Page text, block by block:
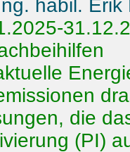
habil. Erik
die
(PI)